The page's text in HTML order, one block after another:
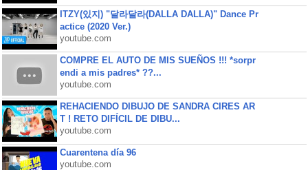
ITZY(있지) "달라달라(DALLA DALLA)" Dance Pr
actice (2020 Ver.)
youtube.com
COMPRE EL AUTO DE MIS SUEÑOS !!! *sorpr
endi a mis padres* ??...
youtube.com
REHACIENDO DIBUJO DE SANDRA CIRES AR
T ! RETO DIFÍCIL DE DIBU...
youtube.com
Cuarentena día 96
youtube.com